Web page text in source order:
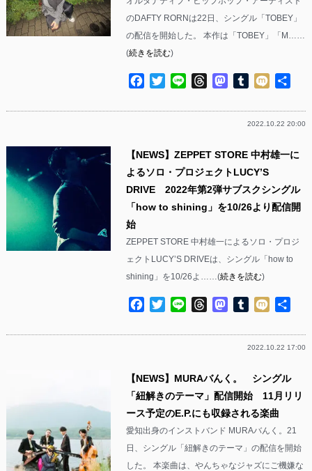
のDAFTY RORNは22日、シングル「TOBEY」
の配信を開始した。 本作は「TOBEY」「M……
(続きを読む)
Facebook
TwitterLine ThreadsMastodon
Tumblr
Mixi
2022.10.22 20:00
【NEWS】ZEPPET STORE 中村雄一に
よるソロ・プロジェクトLUCY’S
DRIVE 2022年第2弾サブスクシングル
「how to shining」を10/26より配信開
始
ZEPPET STORE 中村雄一によるソロ・プロジ
ェクトLUCY’S DRIVEは、シングル「how to
shining」を10/26よ……(続きを読む)
Facebook
TwitterLine ThreadsMastodon
Tumblr
Mixi
2022.10.22 17:00
【NEWS】MURAバんく。 シングル
「紐解きのテーマ」配信開始 11月リリ
ース予定のE.P.にも収録される楽曲
愛知出身のインストバンド MURAバんく。21
日、シングル「紐解きのテーマ」の配信を開始
した。 本楽曲は、やんちゃなジャズにご機嫌な